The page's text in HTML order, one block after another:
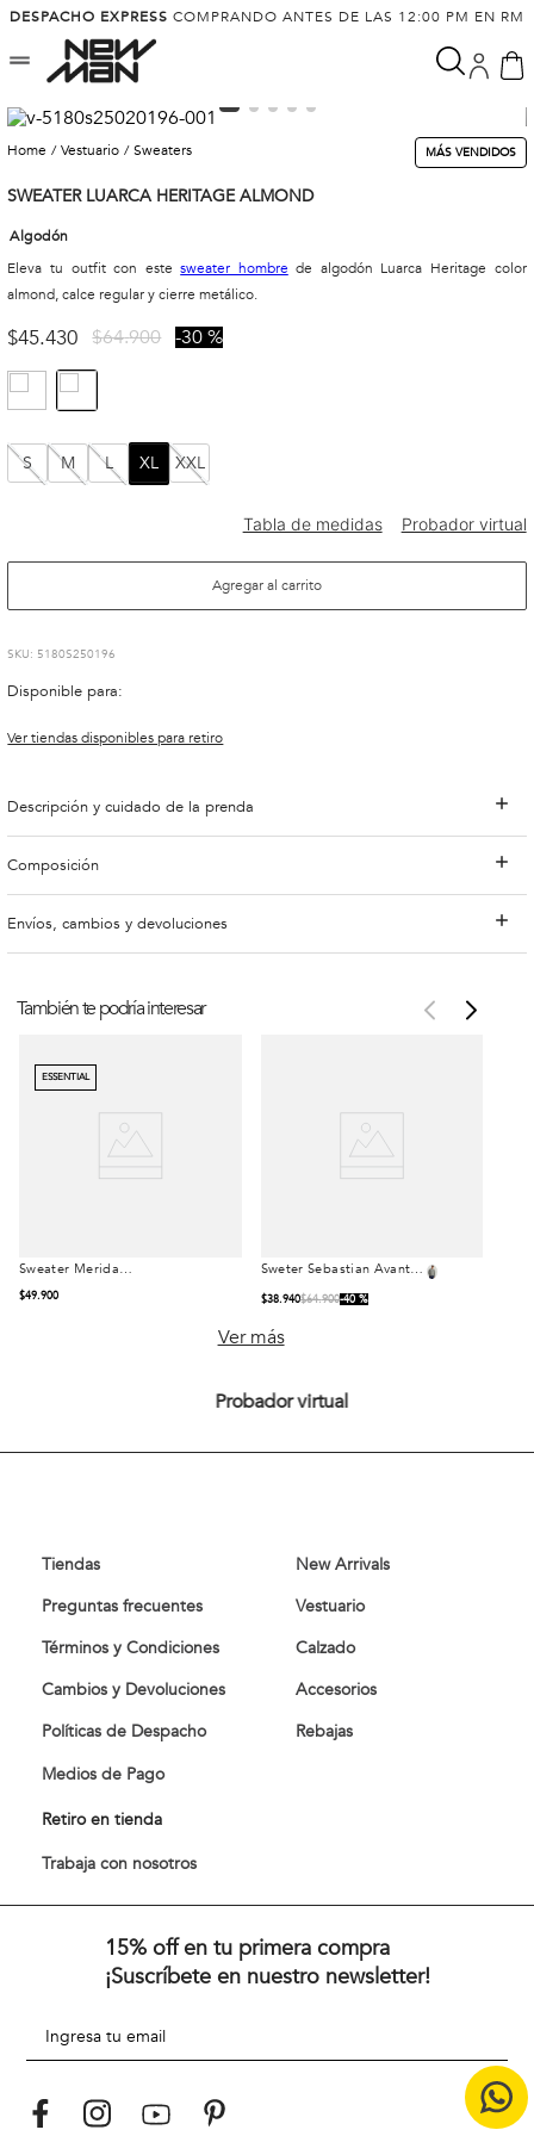
DESPACHO EXPRESS COMPRANDO ANTES DE LAS 12:00 PM EN RM
vestuario sweaters MÁS VENDIDOS
SWEATER LUARCA HERITAGE ALMOND
Algodón
Eleva tu outfit con estesweater hombre de algodón Luarca Heritage color
almond, calce regular y cierre metálico.
$45.430 $64.900 30 %
S M L XL XXL
Agregar al carrito
: 5180S250196
Disponible para:
Ver tiendas disponibles para retiro
Descripción y cuidado de la prenda
Composición
Envíos, cambios y devoluciones
También te podría interesar
ESSENTIAL
Sweater Merida
$49.900
Talla
Sweter Sebastian Avant-
Melange
$38.940$64.900 40 %
Talla
Ver más
Probador virtual
Tiendas
Preguntas frecuentes
Términos y Condiciones
Cambios y Devoluciones
Políticas de Despacho
Medios de Pago
Retiro en tienda
Trabaja con nosotros
New Arrivals
Vestuario
Calzado
Accesorios
Rebajas
15% off en tu primera compra
¡Suscríbete en nuestro newsletter!